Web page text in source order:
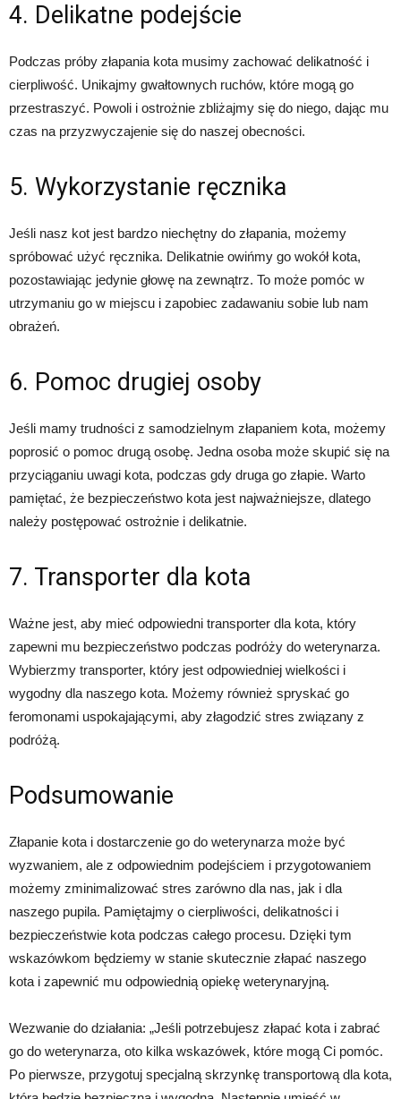
4. Delikatne podejście
Podczas próby złapania kota musimy zachować delikatność i
cierpliwość. Unikajmy gwałtownych ruchów, które mogą go
przestraszyć. Powoli i ostrożnie zbliżajmy się do niego, dając mu
czas na przyzwyczajenie się do naszej obecności.
5. Wykorzystanie ręcznika
Jeśli nasz kot jest bardzo niechętny do złapania, możemy
spróbować użyć ręcznika. Delikatnie owińmy go wokół kota,
pozostawiając jedynie głowę na zewnątrz. To może pomóc w
utrzymaniu go w miejscu i zapobiec zadawaniu sobie lub nam
obrażeń.
6. Pomoc drugiej osoby
Jeśli mamy trudności z samodzielnym złapaniem kota, możemy
poprosić o pomoc drugą osobę. Jedna osoba może skupić się na
przyciąganiu uwagi kota, podczas gdy druga go złapie. Warto
pamiętać, że bezpieczeństwo kota jest najważniejsze, dlatego
należy postępować ostrożnie i delikatnie.
7. Transporter dla kota
Ważne jest, aby mieć odpowiedni transporter dla kota, który
zapewni mu bezpieczeństwo podczas podróży do weterynarza.
Wybierzmy transporter, który jest odpowiedniej wielkości i
wygodny dla naszego kota. Możemy również spryskać go
feromonami uspokajającymi, aby złagodzić stres związany z
podróżą.
Podsumowanie
Złapanie kota i dostarczenie go do weterynarza może być
wyzwaniem, ale z odpowiednim podejściem i przygotowaniem
możemy zminimalizować stres zarówno dla nas, jak i dla
naszego pupila. Pamiętajmy o cierpliwości, delikatności i
bezpieczeństwie kota podczas całego procesu. Dzięki tym
wskazówkom będziemy w stanie skutecznie złapać naszego
kota i zapewnić mu odpowiednią opiekę weterynaryjną.
Wezwanie do działania: „Jeśli potrzebujesz złapać kota i zabrać
go do weterynarza, oto kilka wskazówek, które mogą Ci pomóc.
Po pierwsze, przygotuj specjalną skrzynkę transportową dla kota,